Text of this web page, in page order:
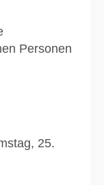
Personen
25.